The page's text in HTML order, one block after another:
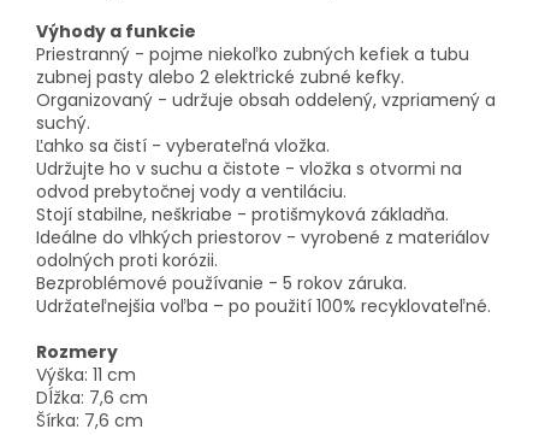
Výhody a funkcie
Priestranný - pojme niekoľko zubných kefiek a tubu
zubnej pasty alebo 2 elektrické zubné kefky.
Organizovaný - udržuje obsah oddelený, vzpriamený a
suchý.
Ľahko sa čistí - vyberateľná vložka.
Udržujte ho v suchu a čistote - vložka s otvormi na
odvod prebytočnej vody a ventiláciu.
Stojí stabilne, neškriabe - protišmyková základňa.
Ideálne do vlhkých priestorov - vyrobené z materiálov
odolných proti korózii.
Bezproblémové používanie - 5 rokov záruka.
Udržateľnejšia voľba – po použití 100% recyklovateľné.
Rozmery
Výška: 11 cm
Dĺžka: 7,6 cm
Šírka: 7,6 cm